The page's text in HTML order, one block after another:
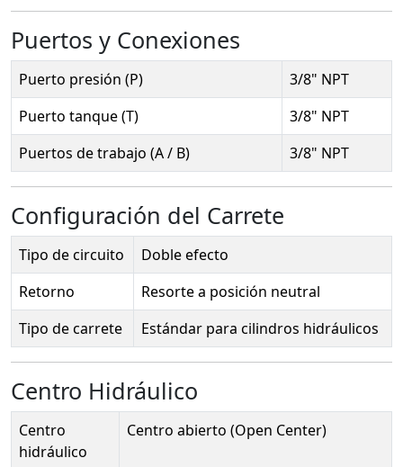
Puertos y Conexiones
Puerto presión (P)
3/8" NPT
Puerto tanque (T)
3/8" NPT
Puertos de trabajo (A / B)
3/8" NPT
Configuración del Carrete
Tipo de circuito
Doble efecto
Retorno
Resorte a posición neutral
Tipo de carrete
Estándar para cilindros hidráulicos
Centro Hidráulico
Centro
hidráulico
Centro abierto (Open Center)